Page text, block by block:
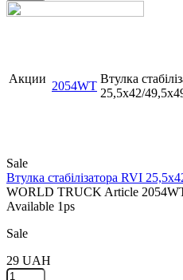
Акции
2054WT
Втулка
25,5x42/
Sale
Втулка стабілізатора RVI
WORLD TRUCK Article
Available 1ps
Sale
29 UAH